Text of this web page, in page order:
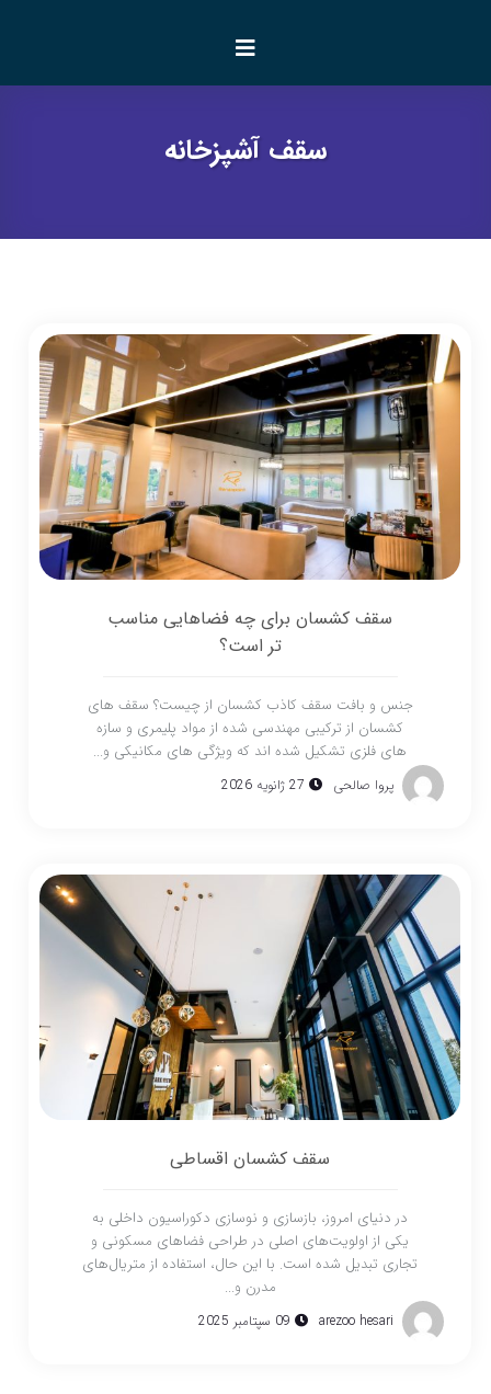
سقف آشپزخانه
سقف کشسان برای چه فضاهایی مناسب
تر است؟
جنس و بافت سقف کاذب کشسان از چیست؟ سقف های
کشسان از ترکیبی مهندسی شده از مواد پلیمری و سازه
های فلزی تشکیل شده اند که ویژگی های مکانیکی و...
پروا صالحی 27 ژانویه 2026
سقف کشسان اقساطی
در دنیای امروز، بازسازی و نوسازی دکوراسیون داخلی به
یکی از اولویت‌های اصلی در طراحی فضاهای مسکونی و
تجاری تبدیل شده است. با این حال، استفاده از متریال‌های
مدرن و...
arezoo hesari 09 سپتامبر 2025